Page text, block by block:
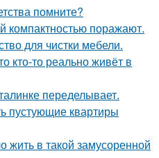
помните?
компактностью поражают.
для чистки мебели.
кто-то реально живёт в
переделывает.
пустующие квартиры
жить в такой замусоренной